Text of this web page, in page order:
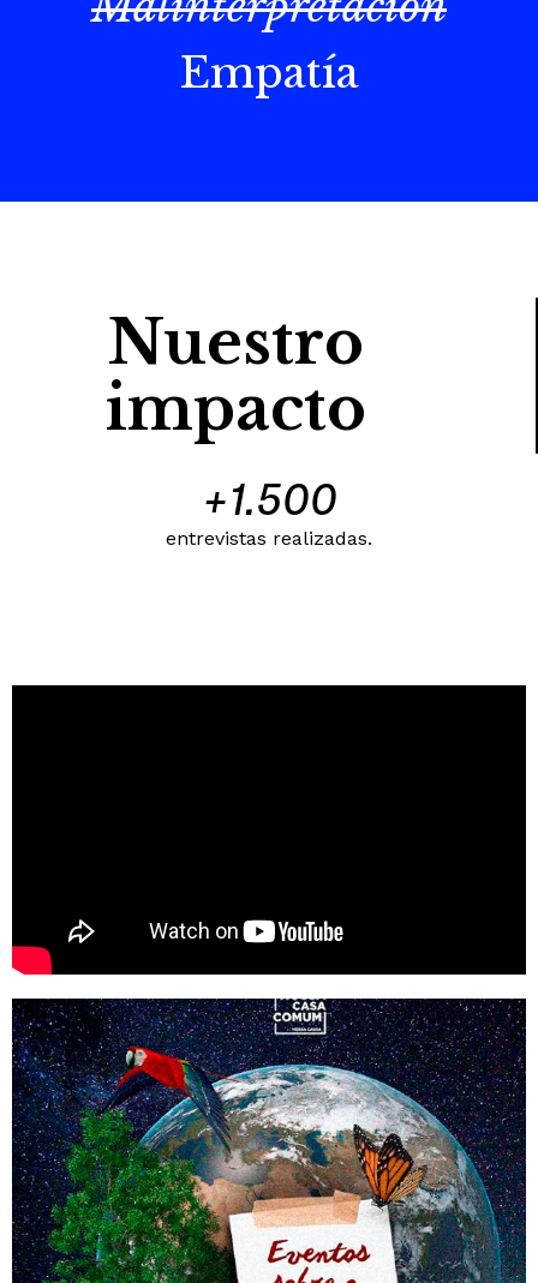
Empatía
Nuestro
impacto
entrevistas realizadas.
+1.500